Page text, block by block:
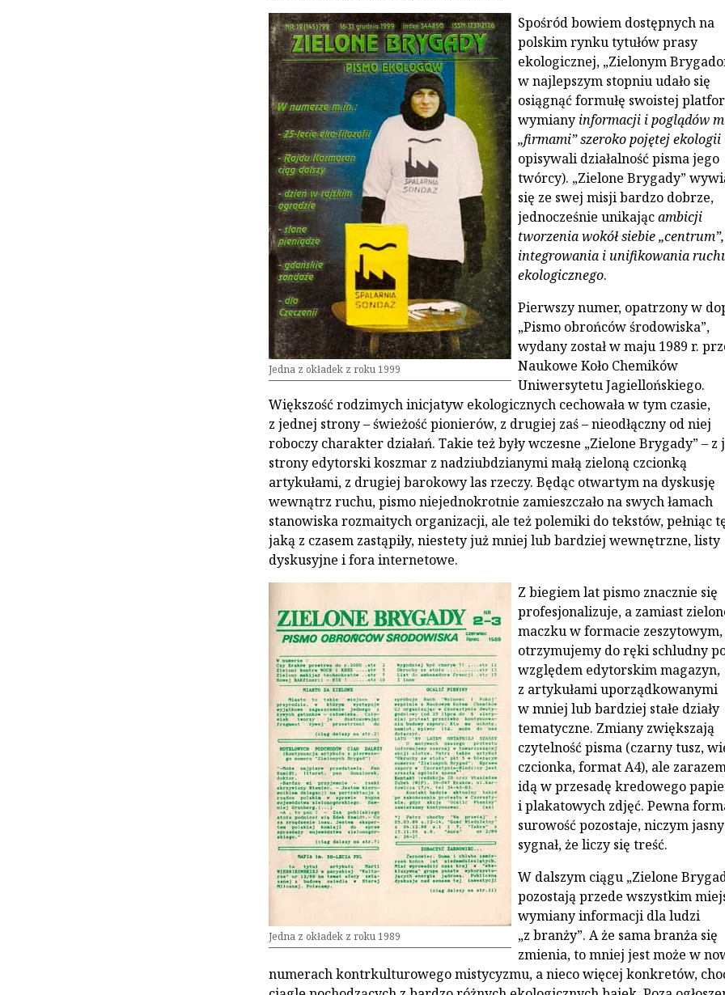
Jedna z okładek z roku 1999
Spośród bowiem dostępnych na
polskim rynku tytułów prasy
ekologicznej, „Zielonym
w najlepszym stopniu udało się
osiągnąć formułę swoistej
wymiany informacji i poglądów
„firmami” szeroko pojętej ekologii
opisywali działalność pisma jego
twórcy). „Zielone Brygady”
się ze swej misji bardzo dobrze,
jednocześnie unikającambicji
tworzenia wokół siebie „centrum”,
integrowania i unifikowania
ekologicznego.
Pierwszy numer, opatrzony w
„Pismo obrońców środowiska”,
wydany został w maju 1989 r.
Naukowe Koło Chemików
Uniwersytetu Jagiellońskiego.
Większość rodzimych inicjatyw ekologicznych cechowała w tym czasie,
z jednej strony – świeżość pionierów, z drugiej zaś – nieodłączny od niej
roboczy charakter działań. Takie też były wczesne „Zielone Brygady” – z
strony edytorski koszmar z nadziubdzianymi małą zieloną czcionką
artykułami, z drugiej barokowy las rzeczy. Będąc otwartym na dyskusję
wewnątrz ruchu, pismo niejednokrotnie zamieszczało na swych łamach
stanowiska rozmaitych organizacji, ale też polemiki do tekstów, pełniąc
jaką z czasem zastąpiły, niestety już mniej lub bardziej wewnętrzne, listy
dyskusyjne i fora internetowe.
Jedna z okładek z roku 1989
Z biegiem lat pismo znacznie się
profesjonalizuje, a zamiast
maczku w formacie zeszytowym,
otrzymujemy do ręki schludny
względem edytorskim magazyn,
z artykułami uporządkowanymi
w mniej lub bardziej stałe działy
tematyczne. Zmiany zwiększają
czytelność pisma (czarny tusz,
czcionka, format A4), ale
idą w przesadę kredowego
i plakatowych zdjęć. Pewna
surowość pozostaje, niczym jasny
sygnał, że liczy się treść.
W dalszym ciągu „Zielone
pozostają przede wszystkim
wymiany informacji dla ludzi
„z branży”. A że sama branża się
zmienia, to mniej jest może w
numerach kontrkulturowego mistycyzmu, a nieco więcej konkretów,